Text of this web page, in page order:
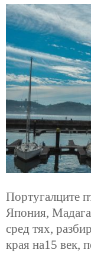
Португалците
Япония,
сред тях,
края на15 век,